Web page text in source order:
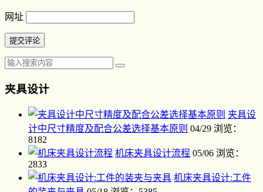
网址
夹具设计
夹具设
计中尺寸精度及配合公差选择基本原则 04/29 浏览：
8182
机床夹具设计流程 05/06 浏览：
2833
机床夹具设计:工件